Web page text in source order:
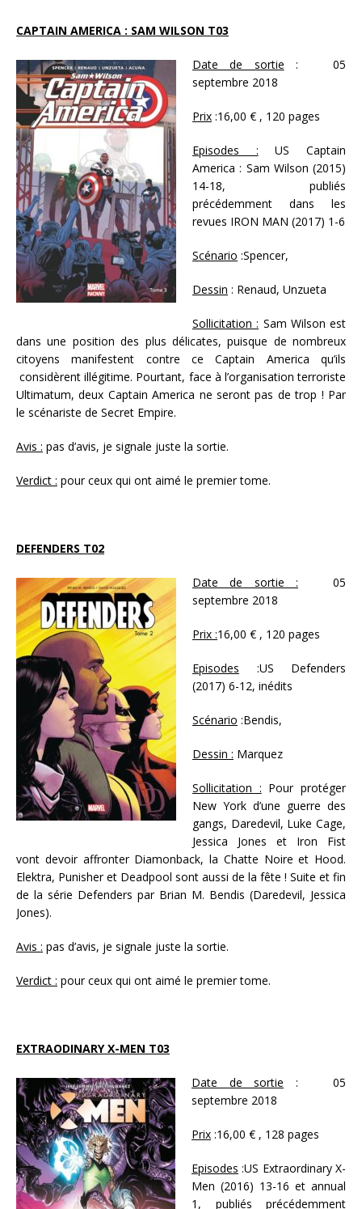
CAPTAIN AMERICA : SAM WILSON T03
Date de sortie : 05
septembre 2018
Prix :16,00 € , 120 pages
Episodes : US Captain
America : Sam Wilson (2015)
14-18, publiés
précédemment dans les
revues IRON MAN (2017) 1-6
Scénario :Spencer,
Dessin : Renaud, Unzueta
Sollicitation : Sam Wilson est
dans une position des plus délicates, puisque de nombreux
citoyens manifestent contre ce Captain America qu’ils
considèrent illégitime. Pourtant, face à l’organisation terroriste
Ultimatum, deux Captain America ne seront pas de trop ! Par
le scénariste de Secret Empire.
Avis : pas d’avis, je signale juste la sortie.
Verdict : pour ceux qui ont aimé le premier tome.
DEFENDERS T02
Date de sortie : 05
septembre 2018
Prix :16,00 € , 120 pages
Episodes :US Defenders
(2017) 6-12, inédits
Scénario :Bendis,
Dessin : Marquez
Sollicitation : Pour protéger
New York d’une guerre des
gangs, Daredevil, Luke Cage,
Jessica Jones et Iron Fist
vont devoir affronter Diamonback, la Chatte Noire et Hood.
Elektra, Punisher et Deadpool sont aussi de la fête ! Suite et fin
de la série Defenders par Brian M. Bendis (Daredevil, Jessica
Jones).
Avis : pas d’avis, je signale juste la sortie.
Verdict : pour ceux qui ont aimé le premier tome.
EXTRAODINARY X-MEN T03
Date de sortie : 05
septembre 2018
Prix :16,00 € , 128 pages
Episodes :US Extraordinary X-
Men (2016) 13-16 et annual
1, publiés précédemment